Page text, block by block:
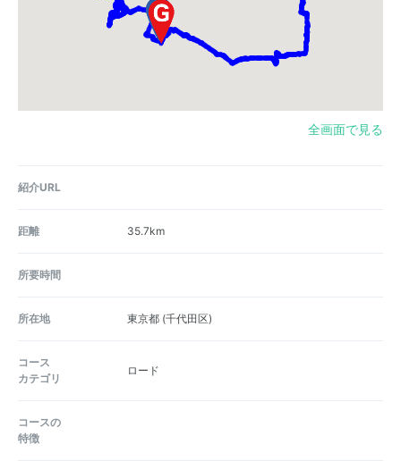
全画面で見る
紹介URL
距離 35.7km
所要時間
所在地 東京都 (千代田区)
コース
カテゴリ
ロード
コースの
特徴